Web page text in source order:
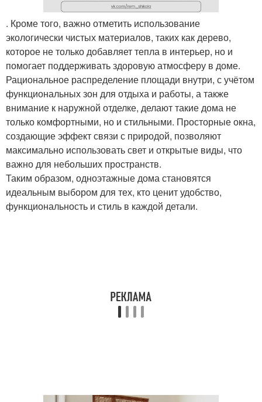
. Кроме того, важно отметить использование
экологически чистых материалов, таких как дерево,
которое не только добавляет тепла в интерьер, но и
помогает поддерживать здоровую атмосферу в доме.
Рациональное распределение площади внутри, с учётом
функциональных зон для отдыха и работы, а также
внимание к наружной отделке, делают такие дома не
только комфортными, но и стильными. Просторные окна,
создающие эффект связи с природой, позволяют
максимально использовать свет и открытые виды, что
важно для небольших пространств.
Таким образом, одноэтажные дома становятся
идеальным выбором для тех, кто ценит удобство,
функциональность и стиль в каждой детали.